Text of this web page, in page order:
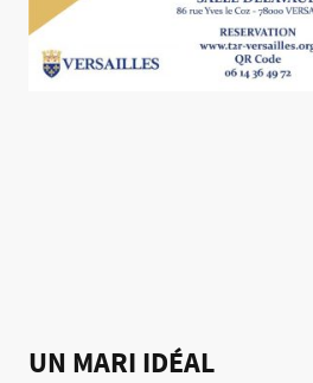
UN MARI IDÉAL